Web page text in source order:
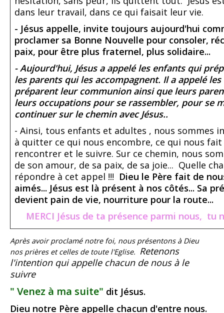
dans leur travail, dans ce qui faisait leur vie.
- Jésus appelle, invite toujours aujourd'hui
proclamer sa Bonne Nouvelle pour consoler,
paix, pour être plus fraternel, plus solidaire...
- Aujourd'hui, Jésus a appelé les enfants qui
les parents qui les accompagnent. Il a appelé
préparent leur communion ainsi que leurs
leurs occupations pour se rassembler, pour se
continuer sur le chemin avec Jésus..
- Ainsi, tous enfants et adultes , nous sommes
à quitter ce qui nous encombre, ce qui nous
rencontrer et le suivre. Sur ce chemin, nous
de son amour, de sa paix, de sa joie... Quelle
répondre à cet appel !!! Dieu le Père fait de
aimés... Jésus est là présent à nos côtés... Sa
devient pain de vie, nourriture pour la route...
MERCI Jésus de ta présence parmi nous, tu
Après avoir proclamé notre foi, nous présentons à Dieu
nos prières et celles de toute l'Eglise. Retenons
l'intention qui appelle chacun de nous à le
suivre
" Venez à ma suite" dit Jésus.
Dieu notre Père appelle chacun d'entre nous.